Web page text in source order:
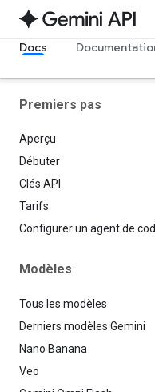
Docs
Premiers pas
Aperçu
Débuter
Clés API
Tarifs
Configurer un agent de
Modèles
Tous les modèles
Derniers modèles Gemini
Nano Banana
Veo